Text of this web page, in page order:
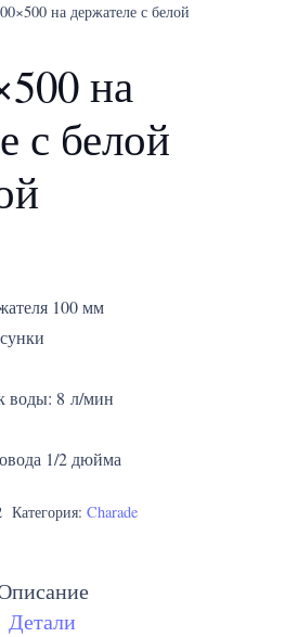
на держателе с белой
на
с белой
100 мм
воды: 8 л/мин
1/2 дюйма
Категория: Charade
Детали